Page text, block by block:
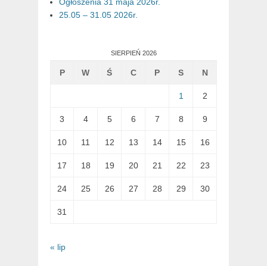
25.05 – 31.05 2026r.
SIERPIEŃ 2026
P W Ś C P S N
1 2
3 4 5 6 7 8 9
10 11 12 13 14 15 16
17 18 19 20 21 22 23
24 25 26 27 28 29 30
31
« lip